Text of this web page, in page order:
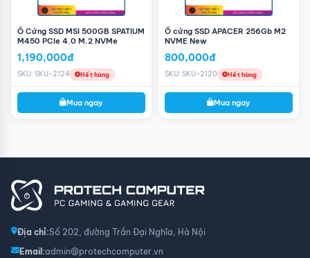
Ổ Cứng SSD MSI 500GB SPATIUM
M450 PCIe 4.0 M.2 NVMe
1,190,000đ
SKU: SKU-2124 Hết hàng
Mua ngay
Ổ cứng SSD APACER 256Gb M2
NVME New
800,000đ
SKU: SKU-2120 Hết hàng
Mua ngay
Địa chỉ:Số 202, đường Trần Đại Nghĩa, Hà Nội
Email:admin@protechcomputer.vn